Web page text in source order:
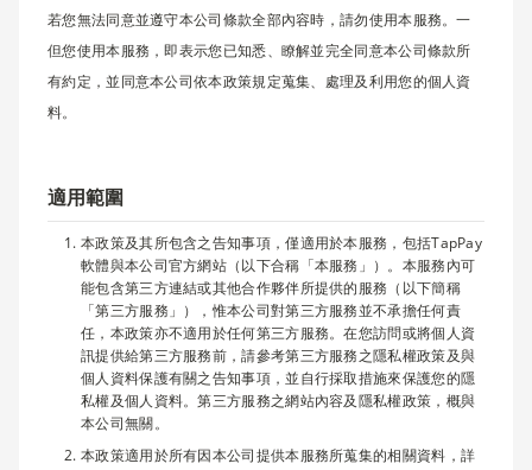
若您無法同意並遵守本公司條款全部內容時，請勿使用本服務。一
但您使用本服務，即表示您已知悉、瞭解並完全同意本公司條款所
有約定，並同意本公司依本政策規定蒐集、處理及利用您的個人資
料。
適用範圍
本政策及其所包含之告知事項，僅適用於本服務，包括TapPay
軟體與本公司官方網站（以下合稱「本服務」）。本服務內可
能包含第三方連結或其他合作夥伴所提供的服務（以下簡稱
「第三方服務」），惟本公司對第三方服務並不承擔任何責
任，本政策亦不適用於任何第三方服務。在您訪問或將個人資
訊提供給第三方服務前，請參考第三方服務之隱私權政策及與
個人資料保護有關之告知事項，並自行採取措施來保護您的隱
私權及個人資料。第三方服務之網站內容及隱私權政策，概與
本公司無關。
本政策適用於所有因本公司提供本服務所蒐集的相關資料，詳